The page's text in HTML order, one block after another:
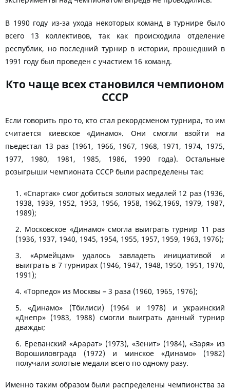
В 1990 году из-за ухода некоторых команд в турнире было
всего 13 коллективов, так как происходила отделение
республик, но последний турнир в истории, прошедший в
1991 году был проведен с участием 16 команд.
Кто чаще всех становился чемпионом
СССР
Если говорить про то, кто стал рекордсменом турнира, то им
считается киевское «Динамо». Они смогли взойти на
пьедестал 13 раз (1961, 1966, 1967, 1968, 1971, 1974, 1975,
1977, 1980, 1981, 1985, 1986, 1990 года). Остальные
розыгрыши чемпионата СССР были распределены так:
«Спартак» смог добиться золотых медалей 12 раз (1936,
1938, 1939, 1952, 1953, 1956, 1958, 1962,1969, 1979, 1987,
1989);
Московское «Динамо» смогла выиграть турнир 11 раз
(1936, 1937, 1940, 1945, 1954, 1955, 1957, 1959, 1963, 1976);
«Армейцам» удалось завладеть инициативой и
выиграть в 7 турнирах (1946, 1947, 1948, 1950, 1951, 1970,
1991);
«Торпедо» из Москвы – 3 раза (1960, 1965, 1976);
«Динамо» (Тбилиси) (1964 и 1978) и украинский
«Днепр» (1983, 1988) смогли выиграть данный турнир
дважды;
Ереванский «Арарат» (1973), «Зенит» (1984), «Заря» из
Ворошиловграда (1972) и минское «Динамо» (1982)
получали золотые медали всего по одному разу.
Именно таким образом были распределены чемпионства за